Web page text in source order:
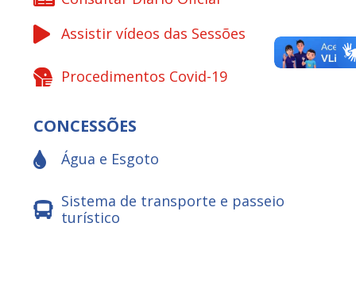
Assistir vídeos das Sessões
Procedimentos Covid-19
CONCESSÕES
Água e Esgoto
Sistema de transporte e passeio
turístico